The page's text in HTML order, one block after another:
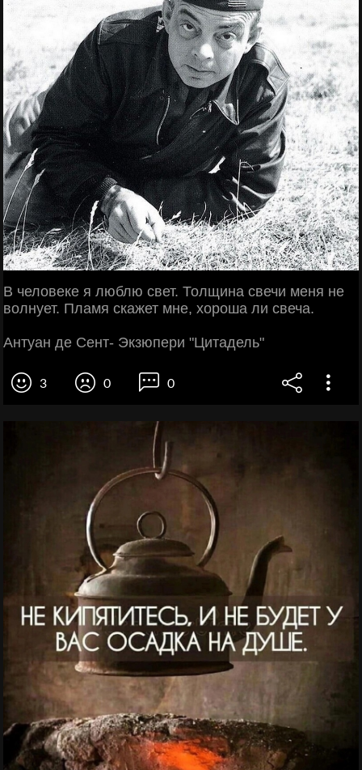
В человеке я люблю свет. Толщина свечи меня не
волнует. Пламя скажет мне, хороша ли свеча.
Антуан де Сент- Экзюпери "Цитадель"
3 0 0